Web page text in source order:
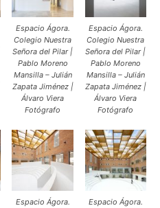
Espacio Ágora.
Colegio Nuestra
Señora del Pilar |
Pablo Moreno
Mansilla – Julián
Zapata Jiménez |
Álvaro Viera
Fotógrafo
Espacio Ágora.
Colegio Nuestra
Señora del Pilar |
Pablo Moreno
Mansilla – Julián
Zapata Jiménez |
Álvaro Viera
Fotógrafo
Espacio Ágora.
Espacio Ágora.